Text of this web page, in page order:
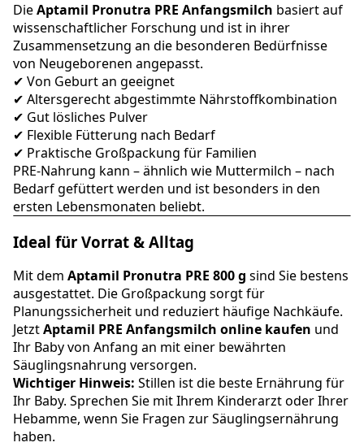
DieAptamil Pronutra PRE Anfangsmilch basiert auf
wissenschaftlicher Forschung und ist in ihrer
Zusammensetzung an die besonderen Bedürfnisse
von Neugeborenen angepasst.
✔ Von Geburt an geeignet
✔ Altersgerecht abgestimmte Nährstoffkombination
✔ Gut lösliches Pulver
✔ Flexible Fütterung nach Bedarf
✔ Praktische Großpackung für Familien
PRE-Nahrung kann – ähnlich wie Muttermilch – nach
Bedarf gefüttert werden und ist besonders in den
ersten Lebensmonaten beliebt.
Ideal für Vorrat & Alltag
Mit dem Aptamil Pronutra PRE 800 g sind Sie bestens
ausgestattet. Die Großpackung sorgt für
Planungssicherheit und reduziert häufige Nachkäufe.
JetztAptamil PRE Anfangsmilch online kaufen und
Ihr Baby von Anfang an mit einer bewährten
Säuglingsnahrung versorgen.
Wichtiger Hinweis: Stillen ist die beste Ernährung für
Ihr Baby. Sprechen Sie mit Ihrem Kinderarzt oder Ihrer
Hebamme, wenn Sie Fragen zur Säuglingsernährung
haben.